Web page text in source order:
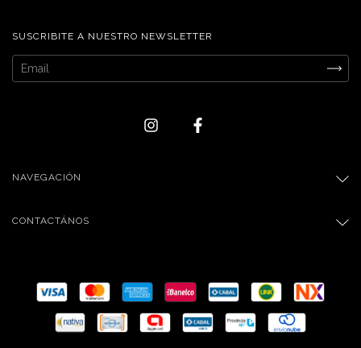
SUSCRIBITE A NUESTRO NEWSLETTER
NAVEGACIÓN
CONTACTÁNOS